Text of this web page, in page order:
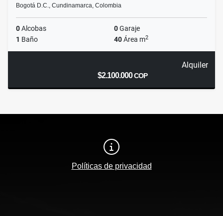
Bogotá D.C., Cundinamarca, Colombia
0Alcobas 0Garaje
1 Baño 40Área m2
Alquiler
$2.100.000COP
Políticas de privacidad